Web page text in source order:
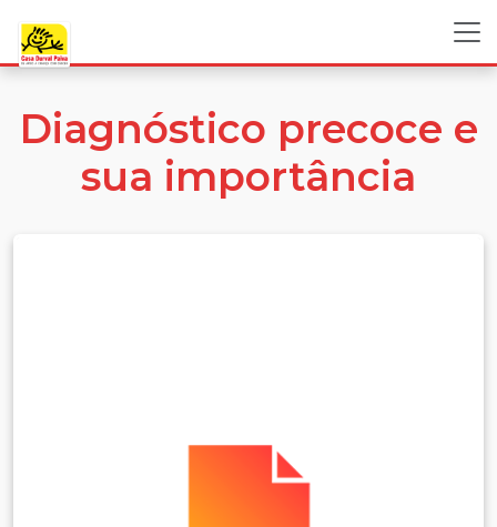
Diagnóstico precoce e
sua importância